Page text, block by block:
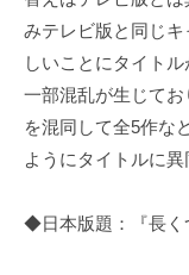
みテレビ版と同じ
しいことにタイト
一部混乱が生じて
を混同して全5作な
ようにタイトルに異
◆日本版題：『長く